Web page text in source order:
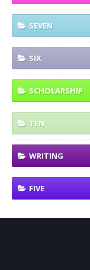
SEVEN
SIX
SCHOLARSHIP
TEN
WRITING
FIVE